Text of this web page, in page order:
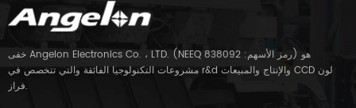
خفى Angelon Electronics Co. ، LTD. (NEEQ رمز الأسهم: 838092) هو
مشروعات التكنولوجيا الفائقة والتي تتخصص في r&d والإنتاج والمبيعات CCD لون
فراز.